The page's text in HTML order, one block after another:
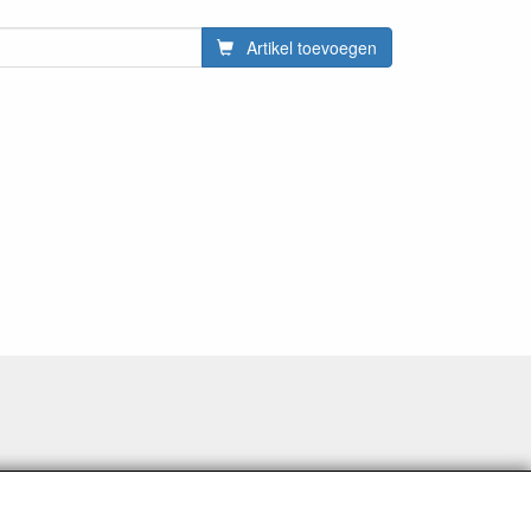
Artikel toevoegen